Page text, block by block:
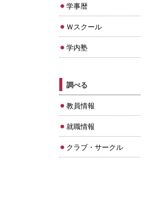
学事暦
Ｗスクール
学内塾
調べる
教員情報
就職情報
クラブ・サークル